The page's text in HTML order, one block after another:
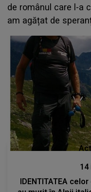
de românul care l-a
am agățat de
să fie în viață și...”
14
IDENTITATEA